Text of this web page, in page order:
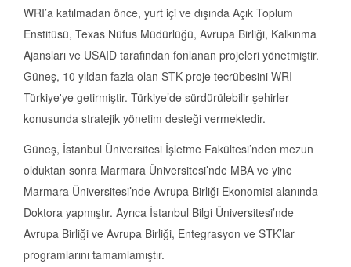
WRI’a katılmadan önce, yurt içi ve dışında Açık Toplum
Enstitüsü, Texas Nüfus Müdürlüğü, Avrupa Birliği, Kalkınma
Ajansları ve USAID tarafından fonlanan projeleri yönetmiştir.
Güneş, 10 yıldan fazla olan STK proje tecrübesini WRI
Türkiye'ye getirmiştir. Türkiye’de sürdürülebilir şehirler
konusunda stratejik yönetim desteği vermektedir.
Güneş, İstanbul Üniversitesi İşletme Fakültesi’nden mezun
olduktan sonra Marmara Üniversitesi’nde MBA ve yine
Marmara Üniversitesi’nde Avrupa Birliği Ekonomisi alanında
Doktora yapmıştır. Ayrıca İstanbul Bilgi Üniversitesi’nde
Avrupa Birliği ve Avrupa Birliği, Entegrasyon ve STK’lar
programlarını tamamlamıştır.